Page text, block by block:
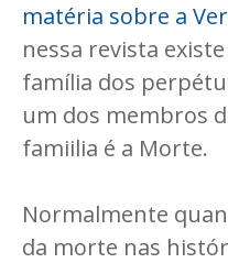
matéria sobre a
nessa revista existe
família dos
um dos membros
famiilia é a Morte.
Normalmente
da morte nas